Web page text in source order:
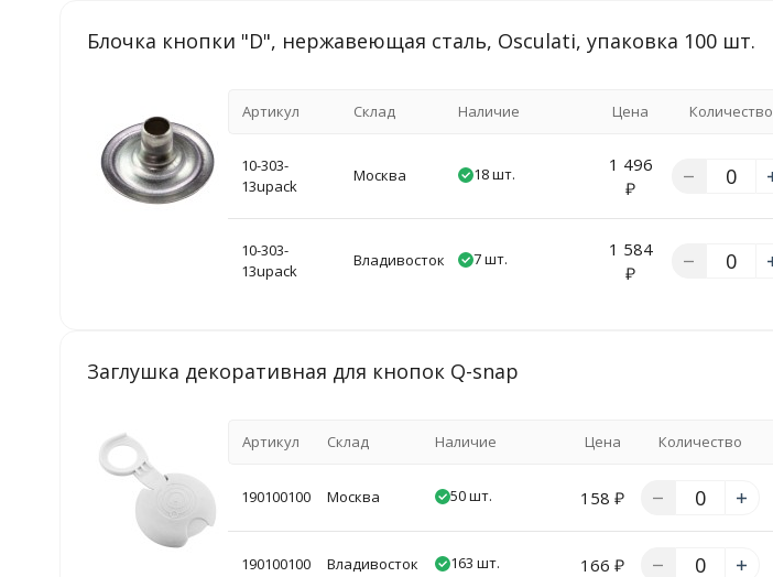
Блочка кнопки "D", нержавеющая сталь, Osculati, упаковка 100 шт.
Артикул Склад Наличие Цена Количество
10-303-
13upack
Москва 18 шт.
1 496
₽
10-303-
13upack
Владивосток 7 шт.
1 584
₽
Заглушка декоративная для кнопок Q-snap
Артикул Склад Наличие Цена Количество
190100100 Москва 50 шт. 158 ₽
190100100 Владивосток 163 шт. 166 ₽